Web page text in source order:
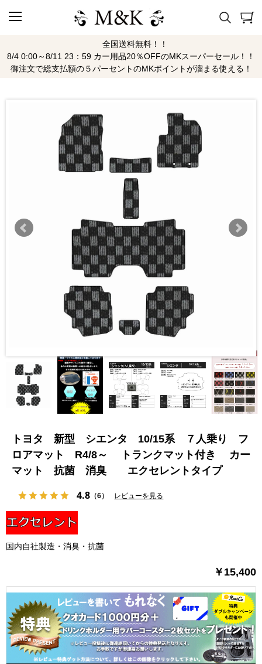
全国送料無料！！
8/4 0:00～8/11 23：59 カー用品20％OFFのMKスーパーセール！！
御注文で総支払額の５パーセントのMKポイントが溜まる使える！
トヨタ 新型 シエンタ 10/15系 ７人乗り フ
ロアマット R4/8～ トランクマット付き カー
マット 抗菌 消臭 エクセレントタイプ
4.8 （6） レビューを見る
国内自社製造・消臭・抗菌
￥15,400